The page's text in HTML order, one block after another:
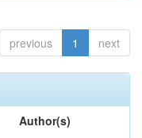
previous 1 next
Author(s)